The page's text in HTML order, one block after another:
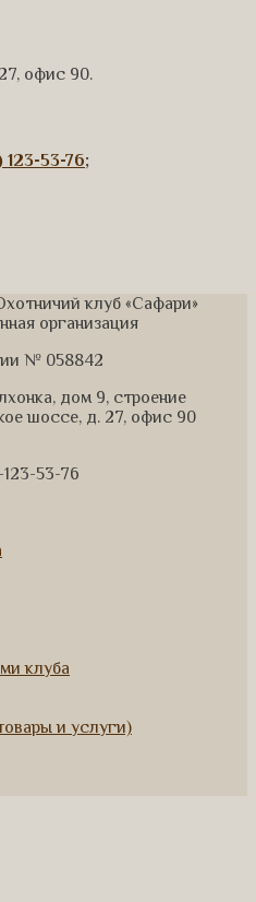
офис 90.
123-53-76;
клуб «Сафари»
организация
№ 058842
дом 9, строение
шоссе, д. 27, офис 90
53-76
клуба
и услуги)